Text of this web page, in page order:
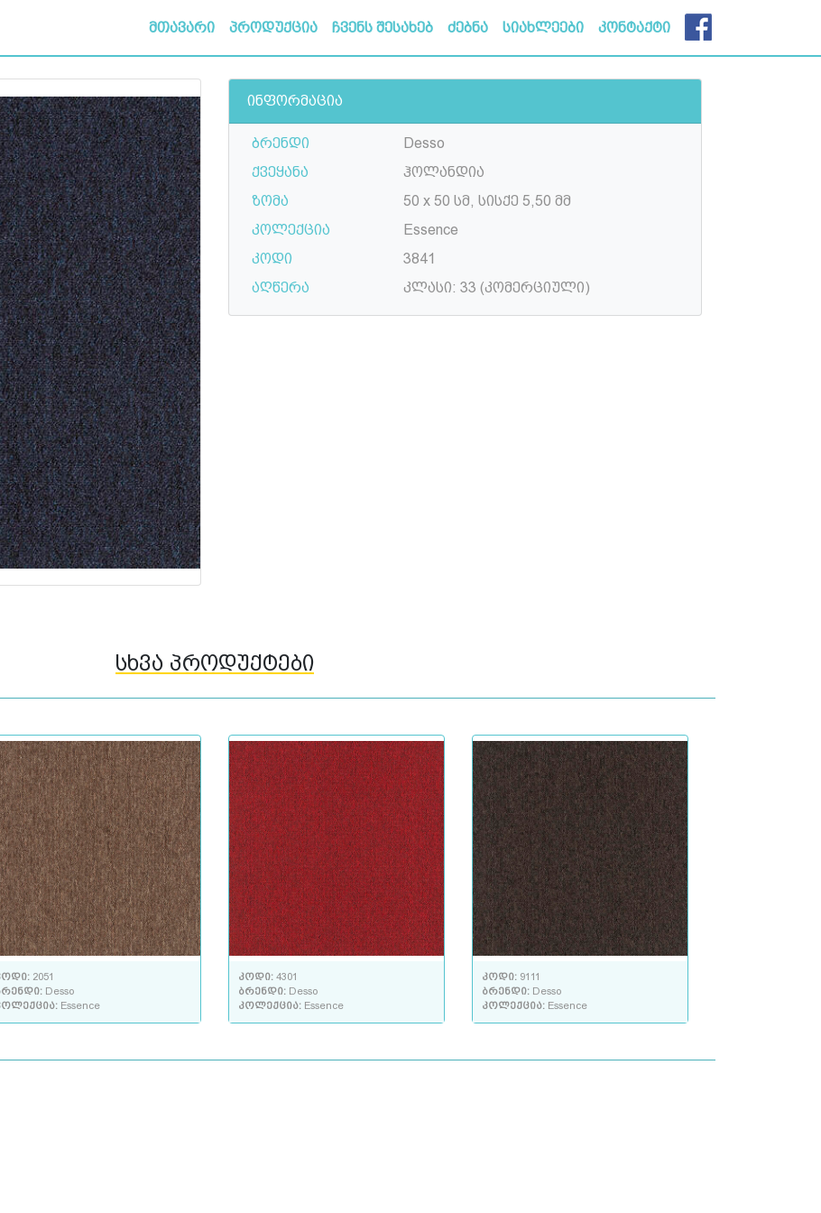
მთავარი პროდუქცია ჩვენს შესახებ ძებნა სიახლეები კონტაქტი
ინფორმაცია
ბრენდი
Desso
ქვეყანა
ჰოლანდია
ზომა
50 x 50 სმ, სისქე 5,50 მმ
კოლექცია
Essence
კოდი
3841
აღწერა
კლასი: 33 (კომერციული)
სხვა პროდუქტები
2051
Desso
Essence
კოდი: 4301
ბრენდი: Desso
კოლექცია: Essence
კოდი: 9111
ბრენდი: Desso
კოლექცია: Essence